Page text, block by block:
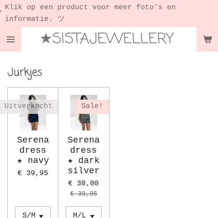
Ga
direct
de
★SISTAJEWELLERY
voor meer foto’s en
Jurkjes
Uitverkocht
Serena
dress
★ navy
€ 39,95
Sale!
Serena
dress
★ dark
silver
€ 30,00
€ 39,95